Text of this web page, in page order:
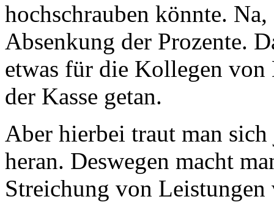
hochschrauben könnte.
Absenkung der Prozente.
etwas für die Kollegen
der Kasse getan.
Aber hierbei traut man
heran. Deswegen macht
Streichung von